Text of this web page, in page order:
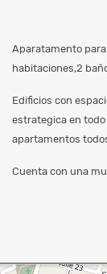
Aparatamento
habitaciones,2
Edificios con
estrategica en todo
apartamentos
Cuenta con una